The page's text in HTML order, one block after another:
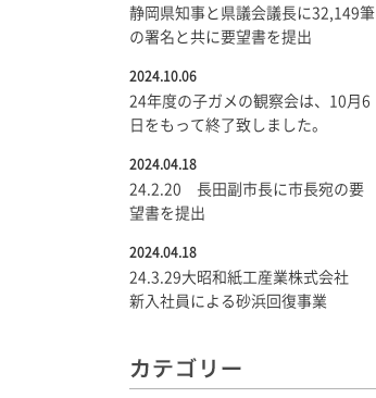
静岡県知事と県議会議長に32,149筆
の署名と共に要望書を提出
2024.10.06
24年度の子ガメの観察会は、10月6
日をもって終了致しました。
2024.04.18
24.2.20 長田副市長に市長宛の要
望書を提出
2024.04.18
24.3.29大昭和紙工産業株式会社
新入社員による砂浜回復事業